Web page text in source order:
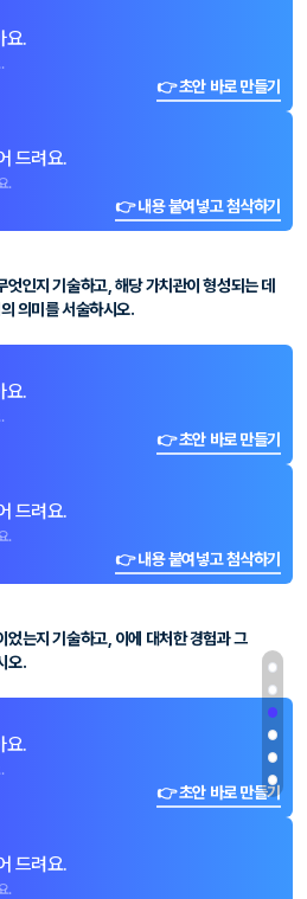
요.
👉 초안 바로 만들기
드려요.
.
👉 내용 붙여넣고 첨삭하기
인지 기술하고, 해당 가치관이 형성되는 데
의미를 서술하시오.
요.
👉 초안 바로 만들기
드려요.
.
👉 내용 붙여넣고 첨삭하기
었는지 기술하고, 이에 대처한 경험과 그
오.
요.
👉 초안 바로 만들기
드려요.
.